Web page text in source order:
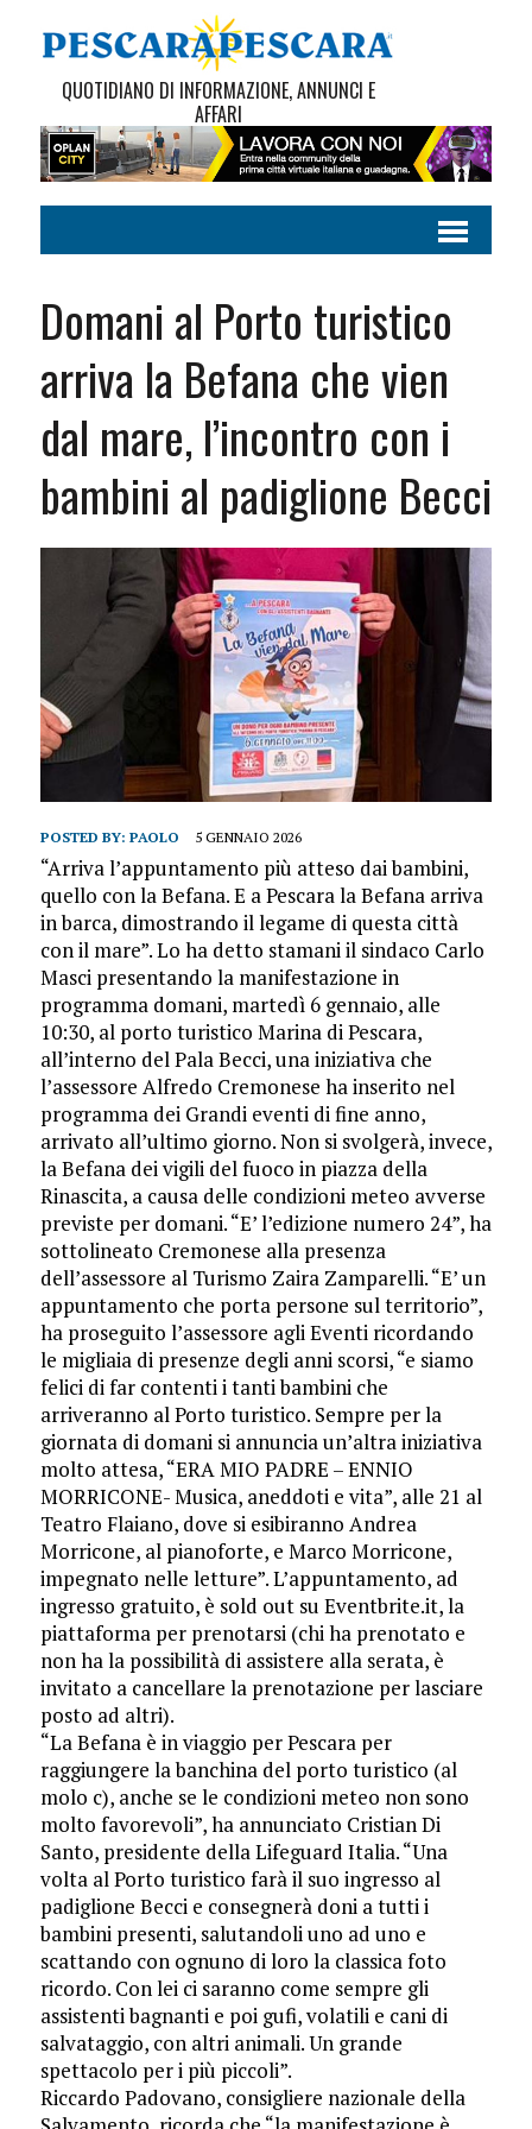
QUOTIDIANO DI INFORMAZIONE, ANNUNCI E
AFFARI
Domani al Porto turistico
arriva la Befana che vien
dal mare, l’incontro con i
bambini al padiglione Becci
POSTED BY: PAOLO 5 GENNAIO 2026
“Arriva l’appuntamento più atteso dai bambini,
quello con la Befana. E a Pescara la Befana arriva
in barca, dimostrando il legame di questa città
con il mare”. Lo ha detto stamani il sindaco Carlo
Masci presentando la manifestazione in
programma domani, martedì 6 gennaio, alle
10:30, al porto turistico Marina di Pescara,
all’interno del Pala Becci, una iniziativa che
l’assessore Alfredo Cremonese ha inserito nel
programma dei Grandi eventi di fine anno,
arrivato all’ultimo giorno. Non si svolgerà, invece,
la Befana dei vigili del fuoco in piazza della
Rinascita, a causa delle condizioni meteo avverse
previste per domani. “E’ l’edizione numero 24”, ha
sottolineato Cremonese alla presenza
dell’assessore al Turismo Zaira Zamparelli. “E’ un
appuntamento che porta persone sul territorio”,
ha proseguito l’assessore agli Eventi ricordando
le migliaia di presenze degli anni scorsi, “e siamo
felici di far contenti i tanti bambini che
arriveranno al Porto turistico. Sempre per la
giornata di domani si annuncia un’altra iniziativa
molto attesa, “ERA MIO PADRE – ENNIO
MORRICONE- Musica, aneddoti e vita”, alle 21 al
Teatro Flaiano, dove si esibiranno Andrea
Morricone, al pianoforte, e Marco Morricone,
impegnato nelle letture”. L’appuntamento, ad
ingresso gratuito, è sold out su Eventbrite.it, la
piattaforma per prenotarsi (chi ha prenotato e
non ha la possibilità di assistere alla serata, è
invitato a cancellare la prenotazione per lasciare
posto ad altri).
“La Befana è in viaggio per Pescara per
raggiungere la banchina del porto turistico (al
molo c), anche se le condizioni meteo non sono
molto favorevoli”, ha annunciato Cristian Di
Santo, presidente della Lifeguard Italia. “Una
volta al Porto turistico farà il suo ingresso al
padiglione Becci e consegnerà doni a tutti i
bambini presenti, salutandoli uno ad uno e
scattando con ognuno di loro la classica foto
ricordo. Con lei ci saranno come sempre gli
assistenti bagnanti e poi gufi, volatili e cani di
salvataggio, con altri animali. Un grande
spettacolo per i più piccoli”.
Riccardo Padovano, consigliere nazionale della